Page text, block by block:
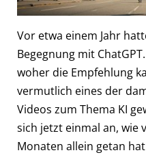
Vor etwa einem Jahr
Begegnung mit
woher die Empfehlung
vermutlich eines der
Videos zum Thema KI
sich jetzt einmal an, wie
Monaten allein getan